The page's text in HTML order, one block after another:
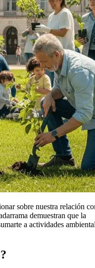
sobre nuestra relación
demuestran que la
a actividades